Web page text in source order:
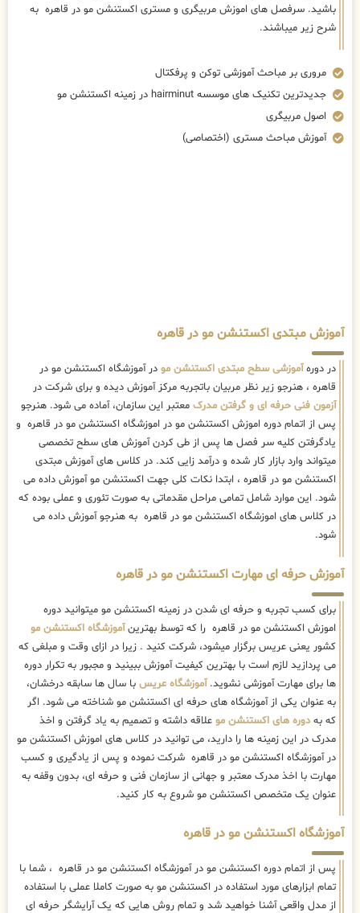
آموزش مباحث مستری (اختصاصی)
یادگرفتن کلیه سر فصل ها پس از طی کردن آموزش های سطح تخصصی
میتواند وارد بازار کار شده و درآمد زایی کند. در کلاس های آموزش مبتدی
اکستنشن مو در قاهره ، ابتدا نکات کلی جهت اکستنشن مو آموزش داده می
شود. این موارد شامل تمامی مراحل مقدماتی به صورت تئوری و عملی بوده که
در کلاس های اموزشگاه اکستنشن مو در قاهره به هنرجو آموزش داده می
آموزش حرفه ای مهارت اکستنشن مو در قاهره
برای کسب تجربه و حرفه ای شدن در زمینه اکستنشن مو میتوانید دوره
اموزش اکستنشن مو در قاهره را که توسط بهترین
آموزشگاه اکستنشن مو
کشور یعنی عریس برگزار میشود، شرکت کنید . زیرا در ازای وقت و مبلغی که
ها برای مهارت آموزشی نشوید.
آموزشگاه عریسبا سال ها سابقه درخشان،
به عنوان یکی از آموزشگاه های حرفه ای اکستنشن مو شناخته می شود. اگر
که به
دوره های اکستنشن مو علاقه داشته و تصمیم به یاد گرفتن و اخذ
مدرک در این زمینه ها را دارید، می توانید در کلاس های اموزش اکستنشن مو
در آموزشگاه اکستنشن مو در قاهره شرکت نموده و پس از یادگیری و کسب
مهارت با اخذ مدرک معتبر و جهانی از سازمان فنی و حرفه ای، بدون وقفه به
عنوان یک متخصص اکستنشن مو شروع به کار کنید.
آموزشگاه اکستنشن مو در قاهره
پس از اتمام دوره اکستنشن مو در آموزشگاه اکستنشن مو در قاهره ، شما با
تمام ابزارهای مورد استفاده در اکستنشن مو به صورت کاملا عملی با استفاده
از مدل واقعی آشنا خواهید شد و تمام روش هایی که یک آرایشگر حرفه ای
در پایان دوره آموزش اکستنشن مو در قاهره به مهم ترین روش های
اکستنشن مو
مسلط می شوید. شما همچنین میتوانید نسبت به اخذ
گواهینامه بین المللی اکستنشن مو پس اتمام دوره اقدام نمایید، این نوع
گواهینامه بصورت انحصاری و تحت نظارت موسسه کنترل آموزش
CertPer
اروپا صادر میشود و برای متقاضیانی که قصد دارند پس از گذراندن دوره